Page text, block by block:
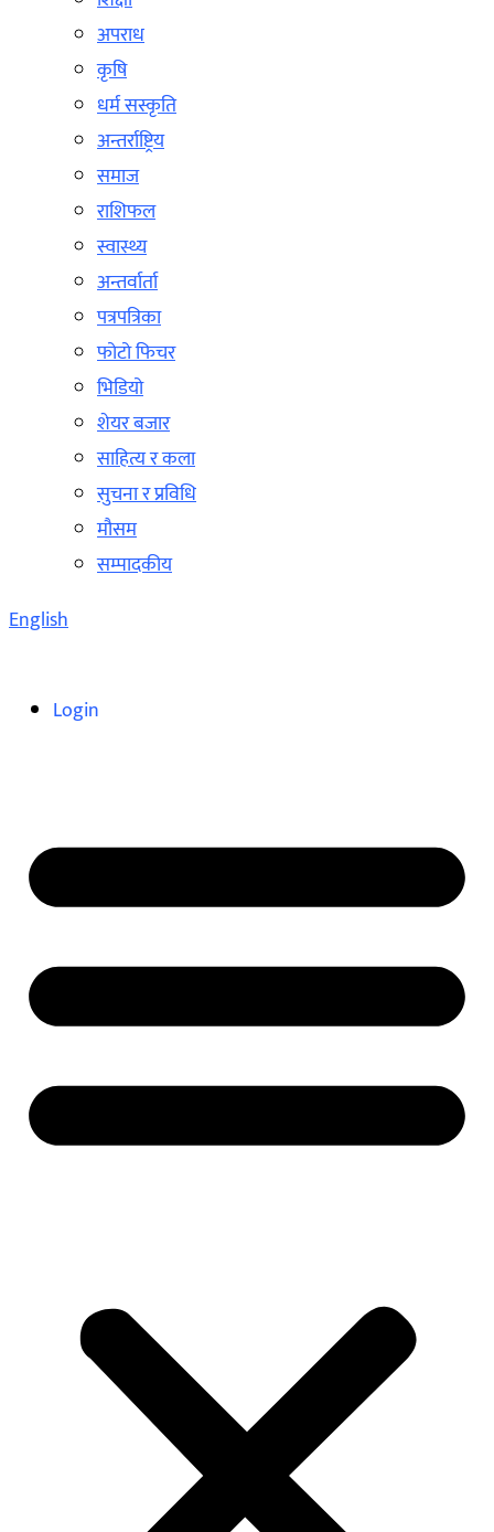
अपराध
कृषि
धर्म सस्कृति
अन्तर्राष्ट्रिय
समाज
राशिफल
स्वास्थ्य
अन्तर्वार्ता
पत्रपत्रिका
फोटो फिचर
भिडियो
शेयर बजार
साहित्य र कला
सुचना र प्रविधि
मौसम
सम्पादकीय
English
Login